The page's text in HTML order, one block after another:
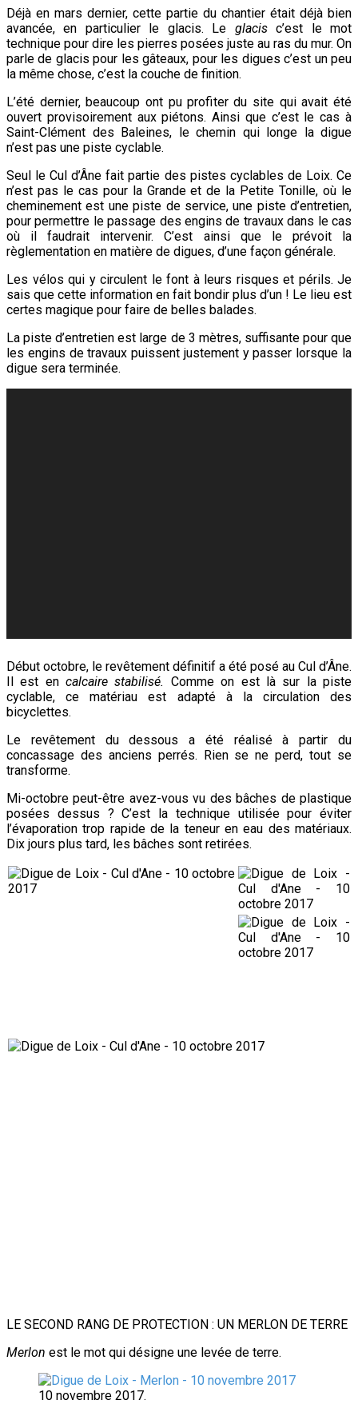
Déjà en mars dernier, cette partie du chantier était déjà bien
avancée, en particulier le glacis. Le glacisc’est le mot
technique pour dire les pierres posées juste au ras du mur. On
parle de glacis pour les gâteaux, pour les digues c’est un peu
la même chose, c’est la couche de finition.
L’été dernier, beaucoup ont pu profiter du site qui avait été
ouvert provisoirement aux piétons. Ainsi que c’est le cas à
Saint-Clément des Baleines, le chemin qui longe la digue
n’est pas une piste cyclable.
Seul le Cul d’Âne fait partie des pistes cyclables de Loix. Ce
n’est pas le cas pour la Grande et de la Petite Tonille, où le
cheminement est une piste de service, une piste d’entretien,
pour permettre le passage des engins de travaux dans le cas
où il faudrait intervenir. C’est ainsi que le prévoit la
règlementation en matière de digues, d’une façon générale.
Les vélos qui y circulent le font à leurs risques et périls. Je
sais que cette information en fait bondir plus d’un ! Le lieu est
certes magique pour faire de belles balades.
La piste d’entretien est large de 3 mètres, suffisante pour que
les engins de travaux puissent justement y passer lorsque la
digue sera terminée.
Début octobre, le revêtement définitif a été posé au Cul d’Âne.
Il est encalcaire stabilisé. Comme on est là sur la piste
cyclable, ce matériau est adapté à la circulation des
bicyclettes.
Le revêtement du dessous a été réalisé à partir du
concassage des anciens perrés. Rien se ne perd, tout se
transforme.
Mi-octobre peut-être avez-vous vu des bâches de plastique
posées dessus ? C’est la technique utilisée pour éviter
l’évaporation trop rapide de la teneur en eau des matériaux.
Dix jours plus tard, les bâches sont retirées.
LE SECOND RANG DE PROTECTION : UN MERLON DE TERRE
Merlon est le mot qui désigne une levée de terre.
10 novembre 2017.